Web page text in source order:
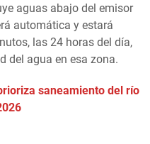
aguas abajo del emisor
automática y estará
las 24 horas del día,
del agua en esa zona.
saneamiento del río